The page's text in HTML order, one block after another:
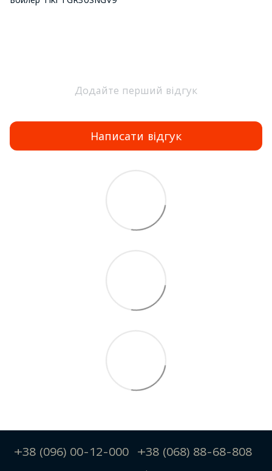
Додайте перший відгук
Написати відгук
+38 (096) 00-12-000 +38 (068) 88-68-808